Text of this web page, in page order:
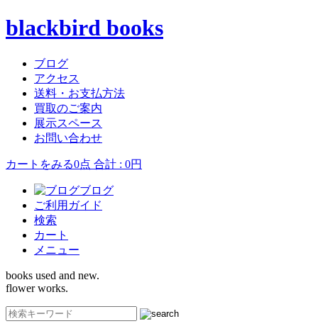
blackbird books
ブログ
アクセス
送料・お支払方法
買取のご案内
展示スペース
お問い合わせ
カートをみる0点 合計 : 0円
ブログ
ご利用ガイド
検索
カート
メニュー
books used and new.
flower works.